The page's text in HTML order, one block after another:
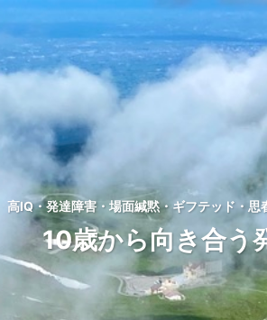
高IQ・発達障害・場面緘黙・ギフテッド・
10歳から向き合う